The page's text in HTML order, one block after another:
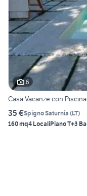
6
Casa Vacanze con
35 €Spigno Saturnia (LT)
160 mq4 LocaliPiano T+3